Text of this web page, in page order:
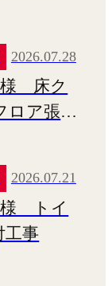
2026.07.28
床ク
ロア張替
2026.07.21
トイ
工事